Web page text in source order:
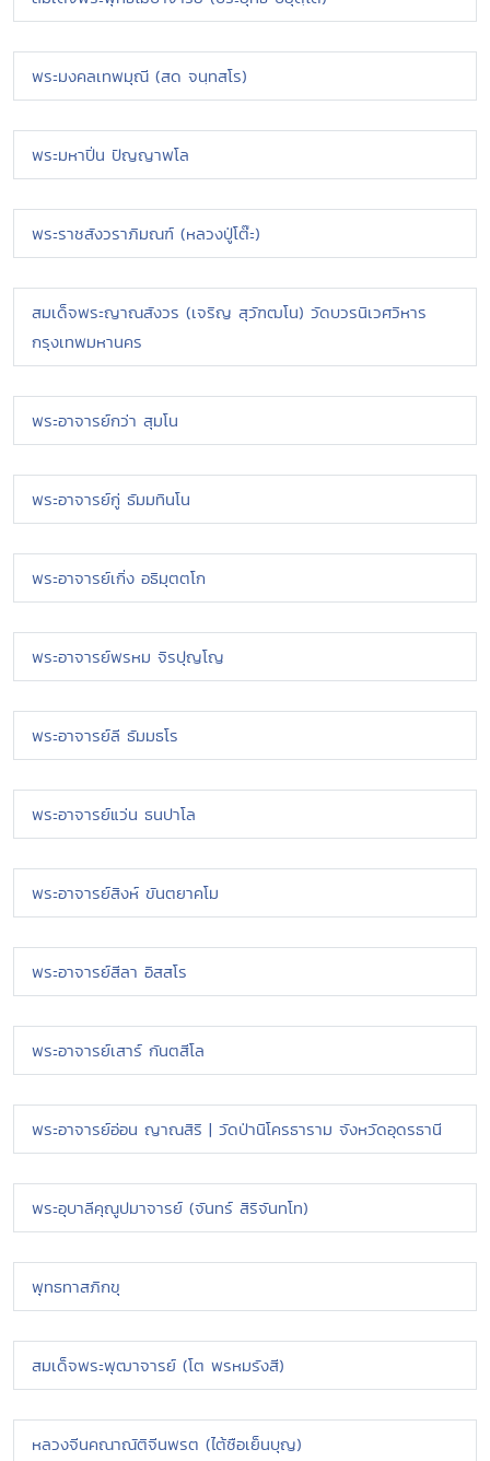
พระมงคลเทพมุณี (สด จนฺทสโร)
พระมหาปิ่น ปัญญาพโล
พระราชสังวราภิมณฑ์ (หลวงปู่โต๊ะ)
สมเด็จพระญาณสังวร (เจริญ สุวัฑฒโน) วัดบวรนิเวศวิหาร
กรุงเทพมหานคร
พระอาจารย์กว่า สุมโน
พระอาจารย์กู่ ธัมมทินโน
พระอาจารย์เกิ่ง อธิมุตตโก
พระอาจารย์พรหม จิรปุญโญ
พระอาจารย์ลี ธัมมธโร
พระอาจารย์แว่น ธนปาโล
พระอาจารย์สิงห์ ขันตยาคโม
พระอาจารย์สีลา อิสสโร
พระอาจารย์เสาร์ กันตสีโล
พระอาจารย์อ่อน ญาณสิริ | วัดป่านิโครธาราม จังหวัดอุดรธานี
พระอุบาลีคุณูปมาจารย์ (จันทร์ สิริจันทโท)
พุทธทาสภิกขุ
สมเด็จพระพุฒาจารย์ (โต พรหมรังสี)
หลวงจีนคณาณัติจีนพรต (ไต้ซือเย็นบุญ)